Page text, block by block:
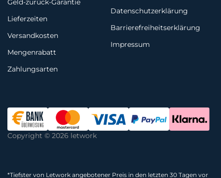
Geld-zurück-Garantie
Lieferzeiten
Versandkosten
Mengenrabatt
Zahlungsarten
Datenschutzerklärung
Barrierefreiheitserklärung
Impressum
Copyright © 2026 letwork
*Tiefster von Letwork angebotener Preis in den letzten 30 Tagen vor